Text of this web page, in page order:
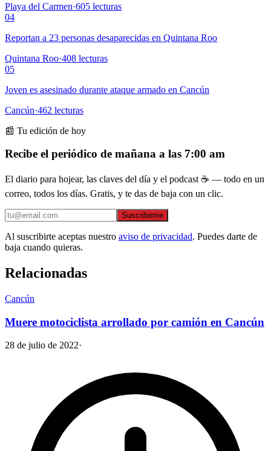
Playa del Carmen·605 lecturas
04
Reportan a 23 personas desaparecidas en Quintana Roo
Quintana Roo·408 lecturas
05
Joven es asesinado durante ataque armado en Cancún
Cancún·462 lecturas
📰 Tu edición de hoy
Recibe el periódico de mañana a las 7:00 am
El diario para hojear, las claves del día y el podcast ☕ — todo en un
correo, todos los días. Gratis, y te das de baja con un clic.
Suscribirme
Al suscribirte aceptas nuestro aviso de privacidad. Puedes darte de
baja cuando quieras.
Relacionadas
Cancún
Muere motociclista arrollado por camión en Cancún
28 de julio de 2022·